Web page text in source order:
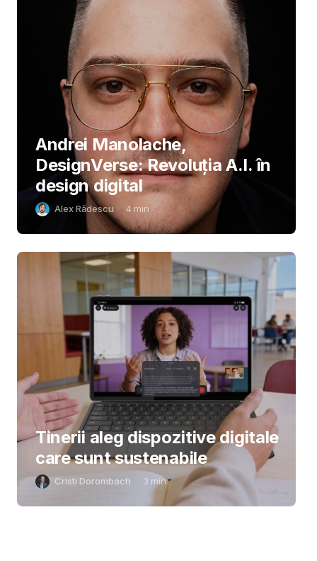
Andrei Manolache,
DesignVerse: Revoluția A.I. în
design digital
Alex Rădescu 4 min
Tinerii aleg dispozitive digitale
care sunt sustenabile
Cristi Dorombach 3 min